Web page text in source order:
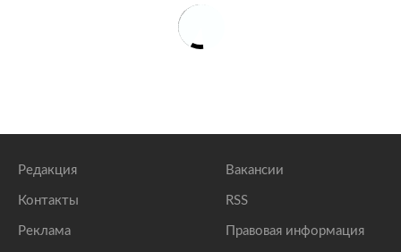
Редакция
Контакты
Реклама
Вакансии
RSS
Правовая информация